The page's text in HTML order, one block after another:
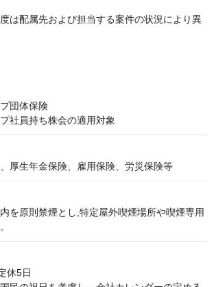
は配属先および担当する案件の状況により異
団体保険
社員持ち株会の適用対象
厚生年金保険、雇用保険、労災保険等
を原則禁煙とし,特定屋外喫煙場所や喫煙専用
休5日